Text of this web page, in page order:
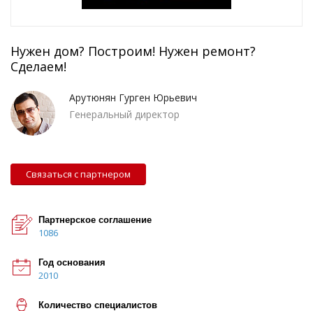
Нужен дом? Построим! Нужен ремонт?
Сделаем!
Арутюнян Гурген Юрьевич
Генеральный директор
Связаться с партнером
Партнерское соглашение
1086
Год основания
2010
Количество специалистов